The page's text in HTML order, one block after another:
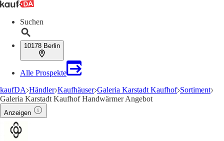
Suchen
10178 Berlin
Alle Prospekte
kaufDA Händler Kaufhäuser Galeria Karstadt Kaufhof Sortiment
Galeria Karstadt Kaufhof Handwärmer Angebot
Anzeigen